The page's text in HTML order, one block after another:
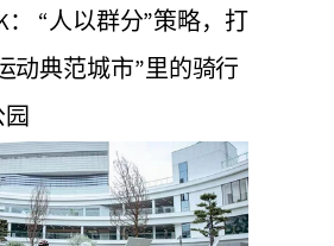
： “人以群分”策略，打
动典范城市”里的骑行